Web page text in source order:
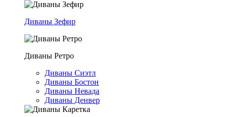
Диваны Зефир
Диваны Ретро
Диваны Сиэтл
Диваны Бостон
Диваны Невада
Диваны Денвер